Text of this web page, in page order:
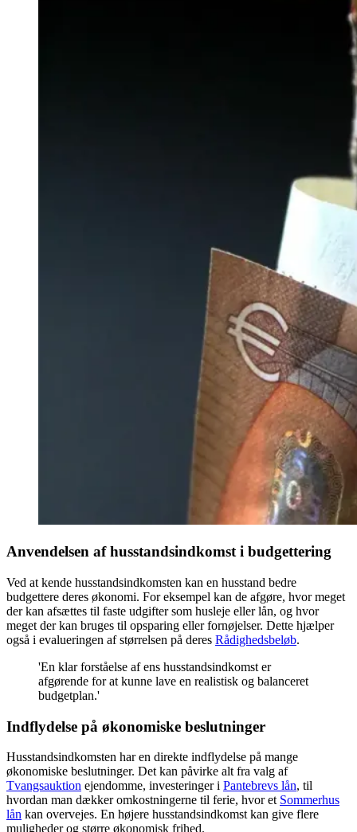
Anvendelsen af husstandsindkomst i budgettering
Ved at kende husstandsindkomsten kan en husstand bedre
budgettere deres økonomi. For eksempel kan de afgøre, hvor meget
der kan afsættes til faste udgifter som husleje eller lån, og hvor
meget der kan bruges til opsparing eller fornøjelser. Dette hjælper
også i evalueringen af størrelsen på deres Rådighedsbeløb.
'En klar forståelse af ens husstandsindkomst er
afgørende for at kunne lave en realistisk og balanceret
budgetplan.'
Indflydelse på økonomiske beslutninger
Husstandsindkomsten har en direkte indflydelse på mange
økonomiske beslutninger. Det kan påvirke alt fra valg af
Tvangsauktion ejendomme, investeringer i Pantebrevs lån, til
hvordan man dækker omkostningerne til ferie, hvor et Sommerhus
lån kan overvejes. En højere husstandsindkomst kan give flere
muligheder og større økonomisk frihed.